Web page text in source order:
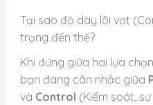
Tại sao độ dày lõi vợt
trọng đến thế?
Khi đứng giữa hai lựa
bạn đang cân nhắc giữa
và Control (Kiểm soát,